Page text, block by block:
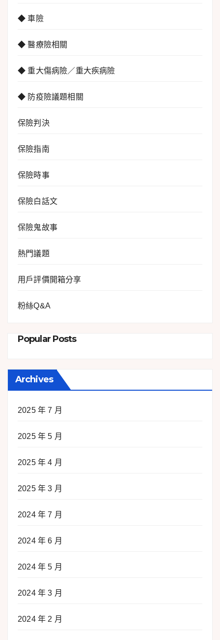
◆ 車險
◆ 醫療險相關
◆ 重大傷病險／重大疾病險
◆ 防疫險議題相關
保險判決
保險指南
保險時事
保險白話文
保險鬼故事
熱門議題
用戶評價開箱分享
粉絲Q&A
Popular Posts
Archives
2025 年 7 月
2025 年 5 月
2025 年 4 月
2025 年 3 月
2024 年 7 月
2024 年 6 月
2024 年 5 月
2024 年 3 月
2024 年 2 月